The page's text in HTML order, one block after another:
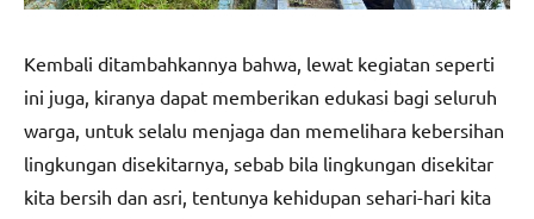
Kembali ditambahkannya bahwa, lewat kegiatan seperti
ini juga, kiranya dapat memberikan edukasi bagi seluruh
warga, untuk selalu menjaga dan memelihara kebersihan
lingkungan disekitarnya, sebab bila lingkungan disekitar
kita bersih dan asri, tentunya kehidupan sehari-hari kita